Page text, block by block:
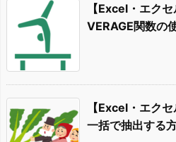
【Excel・エク
VERAGE関数の
【Excel・エク
一括で抽出する